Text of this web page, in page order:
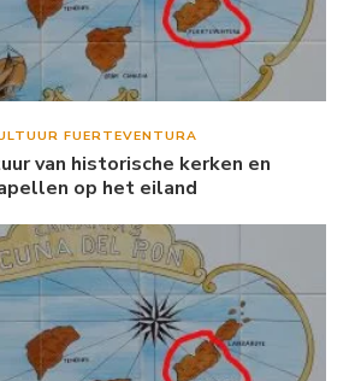
FUERTEVENTURA
van historische kerken en
op het eiland